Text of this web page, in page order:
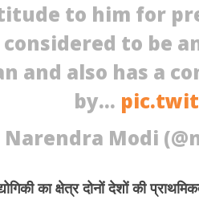
to him for
considered to be
and also has a
by…
Modi
का क्षेत्र दोनों देशों की